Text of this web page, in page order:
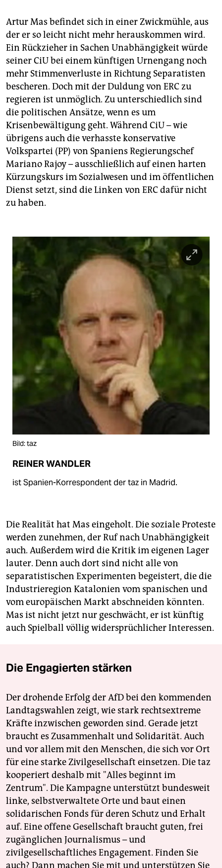
Artur Mas befindet sich in einer Zwickmühle, aus
der er so leicht nicht mehr herauskommen wird.
Ein Rückzieher in Sachen Unabhängigkeit würde
seiner CiU bei einem künftigen Urnengang noch
mehr Stimmenverluste in Richtung Separatisten
bescheren. Doch mit der Duldung von ERC zu
regieren ist unmöglich. Zu unterschiedlich sind
die politischen Ansätze, wenn es um
Krisenbewältigung geht. Während CiU – wie
übrigens auch die verhasste konservative
Volkspartei (PP) von Spaniens Regierungschef
Mariano Rajoy – ausschließlich auf einen harten
Kürzungskurs im Sozialwesen und im öffentlichen
Dienst setzt, sind die Linken von ERC dafür nicht
zu haben.
Bild: taz
REINER WANDLER
ist Spanien-Korrespondent der taz in Madrid.
Die Realität hat Mas eingeholt. Die soziale Proteste
werden zunehmen, der Ruf nach Unabhängigkeit
auch. Außerdem wird die Kritik im eigenen Lager
lauter. Denn auch dort sind nicht alle von
separatistischen Experimenten begeistert, die die
Industrieregion Katalonien vom spanischen und
vom europäischen Markt abschneiden könnten.
Mas ist nicht jetzt nur geschwächt, er ist künftig
auch Spielball völlig widersprüchlicher Interessen.
Die Engagierten stärken
Der drohende Erfolg der AfD bei den kommenden
Landtagswahlen zeigt, wie stark rechtsextreme
Kräfte inzwischen geworden sind. Gerade jetzt
braucht es Zusammenhalt und Solidarität. Auch
und vor allem mit den Menschen, die sich vor Ort
für eine starke Zivilgesellschaft einsetzen. Die taz
kooperiert deshalb mit "Alles beginnt im
Zentrum". Die Kampagne unterstützt bundesweit
linke, selbstverwaltete Orte und baut einen
solidarischen Fonds für deren Schutz und Erhalt
auf. Eine offene Gesellschaft braucht guten, frei
zugänglichen Journalismus – und
zivilgesellschaftliches Engagement. Finden Sie
auch? Dann machen Sie mit und unterstützen Sie